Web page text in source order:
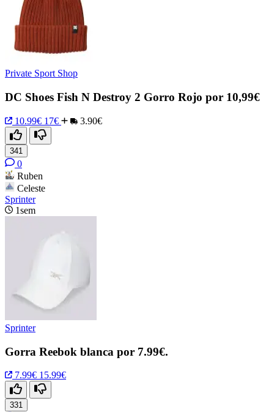
Private Sport Shop
DC Shoes Fish N Destroy 2 Gorro Rojo por 10,99€
10.99€ 17€ 3.90€
341
0
Ruben
Celeste
Sprinter
1sem
Sprinter
Gorra Reebok blanca por 7.99€.
7.99€ 15.99€
331